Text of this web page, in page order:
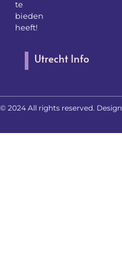
te
bieden
heeft!
Utrecht Info
© 2024 All rights reserved.